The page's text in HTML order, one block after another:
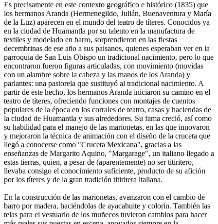
Es precisamente en este contexto geográfico e histórico (1835) que
los hermanos Aranda (Hermenegildo, Julián, Buenaventura y María
de la Luz) aparecen en el mundo del teatro de títeres. Conocidos ya
en la ciudad de Huamantla por su talento en la manufactura de
textiles y modelado en barro, sorprendieron en las fiestas
decembrinas de ese año a sus paisanos, quienes esperaban ver en la
parroquia de San Luis Obispo un tradicional nacimiento, pero lo que
encontraron fueron figuras articuladas, con movimiento (movidas
con un alambre sobre la cabeza y las manos de los Aranda) y
parlantes: una pastorela que sustituyó al tradicional nacimiento. A
partir de este hecho, los hermanos Aranda iniciaron su camino en el
teatro de títeres, ofreciendo funciones con montajes de cuentos
populares de la época en los corrales de teatro, casas y haciendas de
la ciudad de Huamantla y sus alrededores. Su fama creció, así como
su habilidad para el manejo de las marionetas, en las que innovaron
y mejoraron la técnica de animación con el diseño de la cruceta que
llegó a conocerse como "Cruceta Mexicana", gracias a las
enseñanzas de Margarito Aquino, "Margarage", un italiano llegado a
estas tierras, quien, a pesar de (aparentemente) no ser titiritero,
llevaba consigo el conocimiento suficiente, producto de su afición
por los títeres y de la gran tradición titiritera italiana.
En la construcción de las marionetas, avanzaron con el cambio de
barro por madera, haciéndolas de ayacahuite y colorín. También las
telas para el vestuario de los muñecos tuvieron cambios para hacer